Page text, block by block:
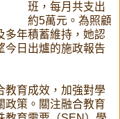
班，每月共支出
約5萬元。為照顧
多年積蓄維持，她認
今日出爐的施政報告
教育成效，加強對學
政策。關注融合教育